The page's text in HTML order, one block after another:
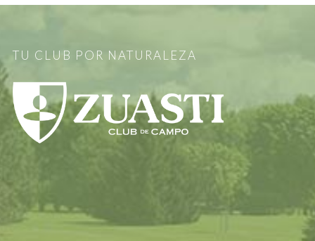
TU CLUB POR NATURALEZA